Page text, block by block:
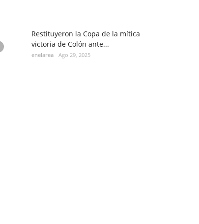
Restituyeron la Copa de la mítica
victoria de Colón ante...
enelarea Ago 29, 2025